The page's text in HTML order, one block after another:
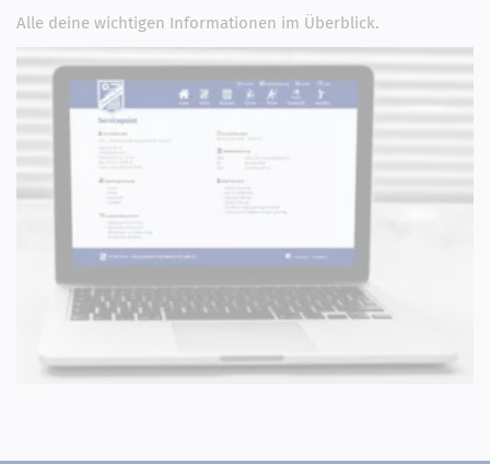
Alle deine wichtigen Informationen im Überblick.